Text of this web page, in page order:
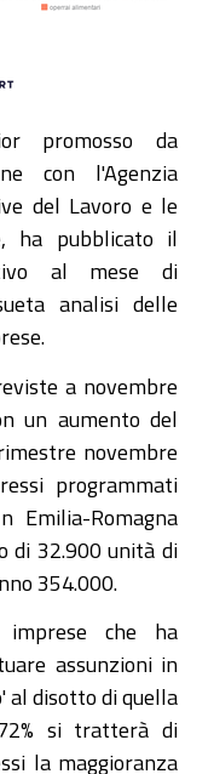
promosso da
con l'Agenzia
del Lavoro e le
ha pubblicato il
al mese di
analisi delle
a novembre
un aumento del
novembre
programmati
Emilia-Romagna
di 32.900 unità di
354.000.
che ha
assunzioni in
al disotto di quella
si tratterà di
la maggioranza